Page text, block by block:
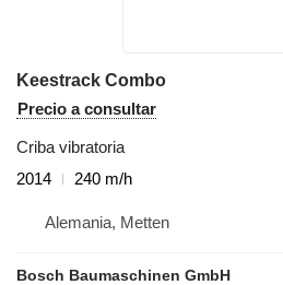
Keestrack Combo
Precio a consultar
Criba vibratoria
2014
240 m/h
Alemania, Metten
Bosch Baumaschinen GmbH